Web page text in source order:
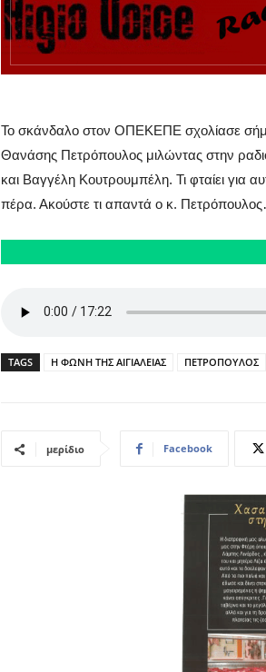
Το σκάνδαλο στον ΟΠΕΚΕΠΕ σχολίασε
Θανάσης Πετρόπουλος μιλώντας στην
και Βαγγέλη Κουτρουμπέλη. Τι φταίει για
πέρα. Ακούστε τι απαντά ο κ.
TAGS Η ΦΩΝΗ ΤΗΣ ΑΙΓΙΑΛΕΙΑΣ ΠΕΤΡΟΠΟΥΛΟΣ
μερίδιο Facebook